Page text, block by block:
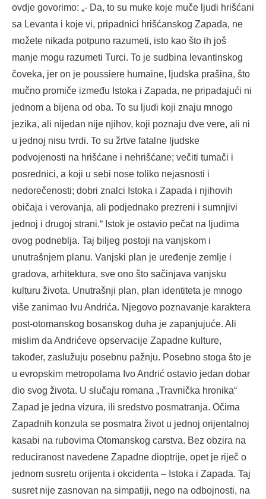
ovdje govorimo: „- Da, to su muke koje muče ljudi hrišćani
sa Levanta i koje vi, pripadnici hrišćanskog Zapada, ne
možete nikada potpuno razumeti, isto kao što ih još
manje mogu razumeti Turci. To je sudbina levantinskog
čoveka, jer on je poussiere humaine, ljudska prašina, što
mučno promiče između Istoka i Zapada, ne pripadajući ni
jednom a bijena od oba. To su ljudi koji znaju mnogo
jezika, ali nijedan nije njihov, koji poznaju dve vere, ali ni
u jednoj nisu tvrdi. To su žrtve fatalne ljudske
podvojenosti na hrišćane i nehrišćane; večiti tumači i
posrednici, a koji u sebi nose toliko nejasnosti i
nedorečenosti; dobri znalci Istoka i Zapada i njihovih
običaja i verovanja, ali podjednako prezreni i sumnjivi
jednoj i drugoj strani.“ Istok je ostavio pečat na ljudima
ovog podneblja. Taj biljeg postoji na vanjskom i
unutrašnjem planu. Vanjski plan je uređenje zemlje i
gradova, arhitektura, sve ono što sačinjava vanjsku
kulturu života. Unutrašnji plan, plan identiteta je mnogo
više zanimao Ivu Andrića. Njegovo poznavanje karaktera
post-otomanskog bosanskog duha je zapanjujuće. Ali
mislim da Andrićeve opservacije Zapadne kulture,
također, zaslužuju posebnu pažnju. Posebno stoga što je
u evropskim metropolama Ivo Andrić ostavio jedan dobar
dio svog života. U slučaju romana „Travnička hronika“
Zapad je jedna vizura, ili sredstvo posmatranja. Očima
Zapadnih konzula se posmatra život u jednoj orijentalnoj
kasabi na rubovima Otomanskog carstva. Bez obzira na
reduciranost navedene Zapadne dioptrije, opet je riječ o
jednom susretu orijenta i okcidenta – Istoka i Zapada. Taj
susret nije zasnovan na simpatiji, nego na odbojnosti, na